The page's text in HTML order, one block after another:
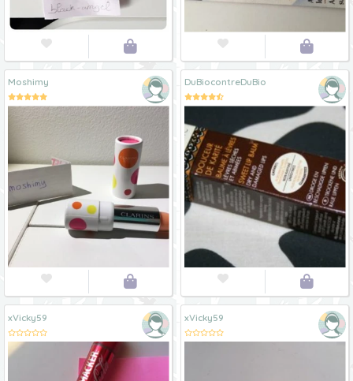
   
Moshimy
 
DuBiocontreDuBio
 
xVicky59 xVicky59